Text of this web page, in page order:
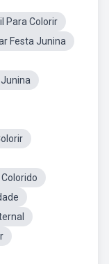
Para Colorir
Festa Junina